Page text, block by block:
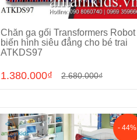
Chọn sản phẩm
Chăn ga gối Transformers Robot
biến hình siêu đẳng cho bé trai
ATKDS97
1.380.000₫ 2.680.000₫
- 44%